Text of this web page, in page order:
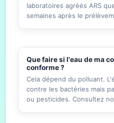
laboratoires agréés ARS
semaines après le
Que faire si l'eau de ma
conforme ?
Cela dépend du polluant.
contre les bactéries mais
ou pesticides. Consultez